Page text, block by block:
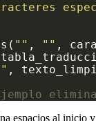
"" ,
""
espacios al inicio y